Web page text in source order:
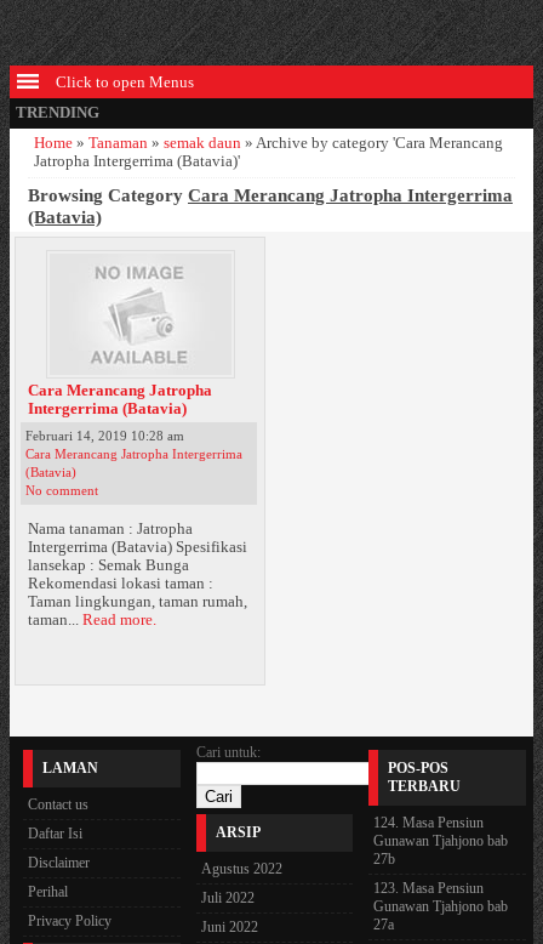
Click to open Menus
TRENDING
Home » Tanaman » semak daun » Archive by category 'Cara Merancang
Jatropha Intergerrima (Batavia)'
Browsing Category Cara Merancang Jatropha Intergerrima
(Batavia)
Cara Merancang Jatropha
Intergerrima (Batavia)
Februari 14, 2019 10:28 am
Cara Merancang Jatropha Intergerrima
(Batavia)
No comment
Nama tanaman : Jatropha
Intergerrima (Batavia) Spesifikasi
lansekap : Semak Bunga
Rekomendasi lokasi taman :
Taman lingkungan, taman rumah,
taman... Read more.
LAMAN
Contact us
Daftar Isi
Disclaimer
Perihal
Privacy Policy
Cari untuk:
ARSIP
Agustus 2022
Juli 2022
Juni 2022
POS-POS
TERBARU
124. Masa Pensiun
Gunawan Tjahjono bab
27b
123. Masa Pensiun
Gunawan Tjahjono bab
27a